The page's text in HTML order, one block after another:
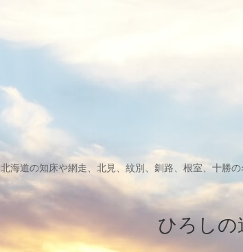
北海道の知床や網走、北見、紋別、釧路、根室、十勝
ひろしの